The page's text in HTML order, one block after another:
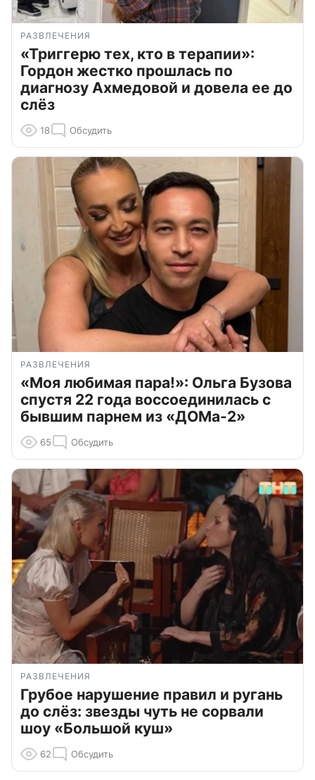
РАЗВЛЕЧЕНИЯ
«Триггерю тех, кто в терапии»:
Гордон жестко прошлась по
диагнозу Ахмедовой и довела ее до
слёз
18 Обсудить
РАЗВЛЕЧЕНИЯ
«Моя любимая пара!»: Ольга Бузова
спустя 22 года воссоединилась с
бывшим парнем из «ДОМа-2»
65 Обсудить
РАЗВЛЕЧЕНИЯ
Грубое нарушение правил и ругань
до слёз: звезды чуть не сорвали
шоу «Большой куш»
62 Обсудить